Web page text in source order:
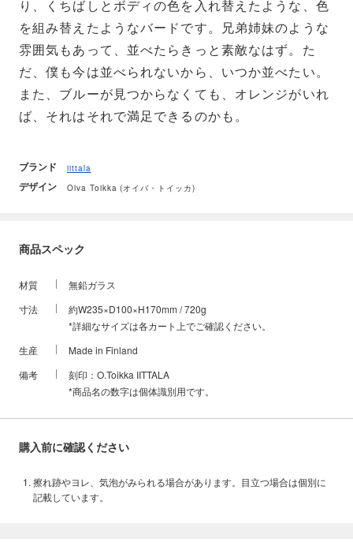
り、くちばしとボディの色を入れ替えたような、色
を組み替えたようなバードです。兄弟姉妹のような
雰囲気もあって、並べたらきっと素敵なはず。た
だ、僕も今は並べられないから、いつか並べたい。
また、ブルーが見つからなくても、オレンジがいれ
ば、それはそれで満足できるのかも。
ブランド iittala
デザイン Oiva Toikka (オイバ・トイッカ)
商品スペック
材質
無鉛ガラス
寸法
約W235×D100×H170mm / 720g
*詳細なサイズは各カート上でご確認ください。
生産
Made in Finland
備考
刻印：O.Toikka IITTALA
*商品名の数字は個体識別用です。
購入前に確認ください
擦れ跡やヨレ、気泡がみられる場合があります。目立つ場合は個別に
記載しています。